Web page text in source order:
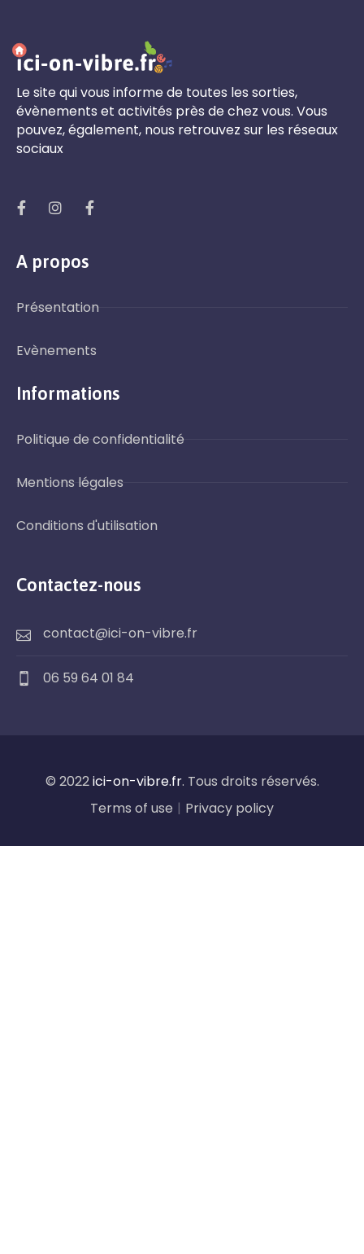
Le site qui vous informe de toutes les sorties,
évènements et activités près de chez vous. Vous
pouvez, également, nous retrouvez sur les réseaux
sociaux
A propos
Présentation
Evènements
Informations
Politique de confidentialité
Mentions légales
Conditions d'utilisation
Contactez-nous
contact@ici-on-vibre.fr
06 59 64 01 84
© 2022ici-on-vibre.fr. Tous droits réservés.
Terms of use | Privacy policy